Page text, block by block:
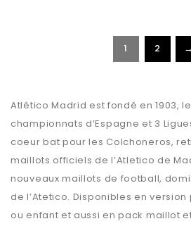
1 2 →
Atlético Madrid est fondé en 1903,
championnats d’Espagne et 3
coeur bat pour les Colchoneros,
maillots officiels de l’Atletico de
nouveaux maillots de football,
de l’Atetico. Disponibles en
ou enfant et aussi en pack maillot